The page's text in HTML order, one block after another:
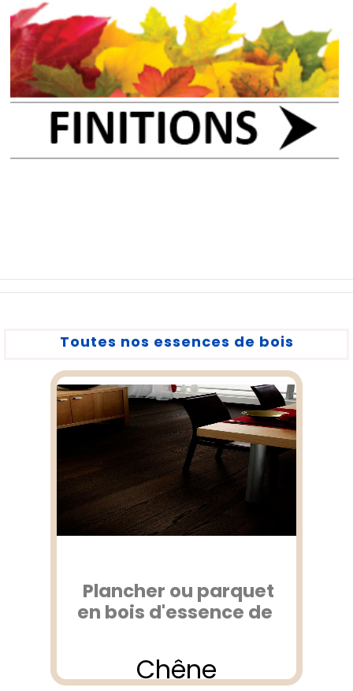
Toutes nos essences de bois
Plancher ou parquet
en bois d'essence de
Chêne